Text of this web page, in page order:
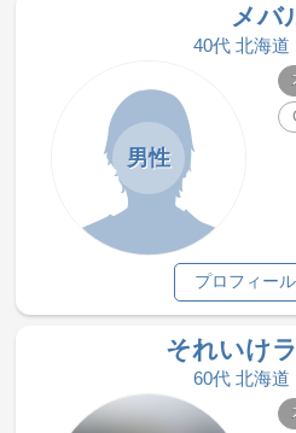
メバ
40代 北海道
男性
プロフィー
それいけ
60代 北海道